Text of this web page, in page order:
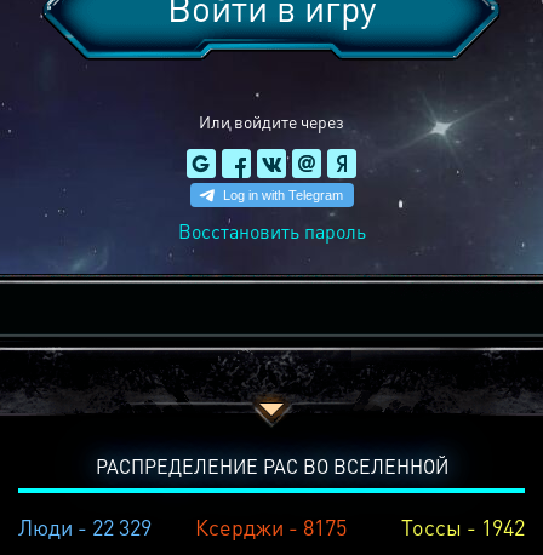
Или войдите через
Восстановить пароль
РАСПРЕДЕЛЕНИЕ РАС ВО ВСЕЛЕННОЙ
Люди - 22 329 Ксерджи - 8175 Тоссы - 1942